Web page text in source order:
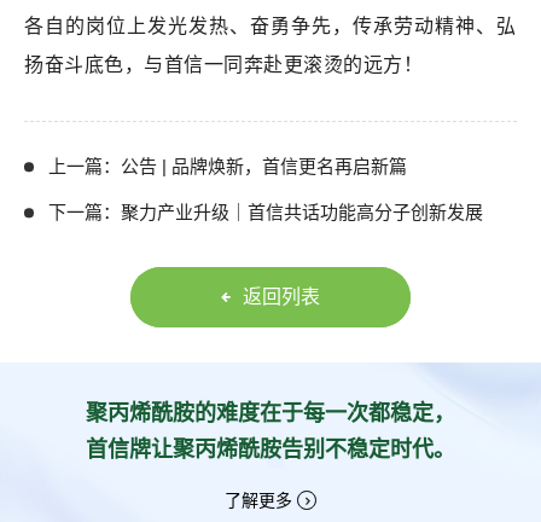
各自的岗位上发光发热、奋勇争先，传承劳动精神、弘
扬奋斗底色，与首信一同奔赴更滚烫的远方！
上一篇：公告 | 品牌焕新，首信更名再启新篇
下一篇：聚力产业升级｜首信共话功能高分子创新发展
返回列表
聚丙烯酰胺的难度在于每一次都稳定，
首信牌让聚丙烯酰胺告别不稳定时代。
了解更多